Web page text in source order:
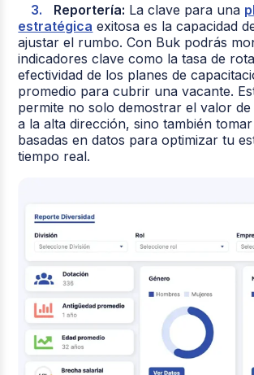
Reportería: La clave para una
estratégica exitosa es la capacidad
ajustar el rumbo. Con Buk podrás
indicadores clave como la tasa de
efectividad de los planes de
promedio para cubrir una vacante.
permite no solo demostrar el valor de
a la alta dirección, sino también
basadas en datos para optimizar tu
tiempo real.